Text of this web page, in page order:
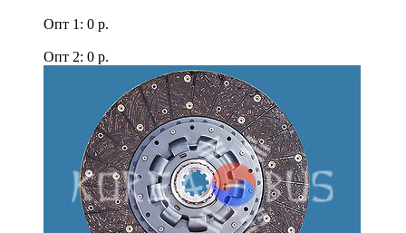
Опт 1: 0 р.
Опт 2: 0 р.